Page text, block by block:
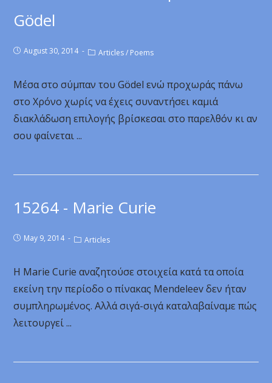
Gödel
August 30, 2014 Articles / Poems
Μέσα στο σύμπαν του Gödel ενώ προχωράς πάνω
στο Χρόνο χωρίς να έχεις συναντήσει καμιά
διακλάδωση επιλογής βρίσκεσαι στο παρελθόν κι αν
σου φαίνεται ...
15264 - Marie Curie
May 9, 2014 Articles
Η Marie Curie αναζητούσε στοιχεία κατά τα οποία
εκείνη την περίοδο ο πίνακας Mendeleev δεν ήταν
συμπληρωμένος. Αλλά σιγά-σιγά καταλαβαίναμε πώς
λειτουργεί ...